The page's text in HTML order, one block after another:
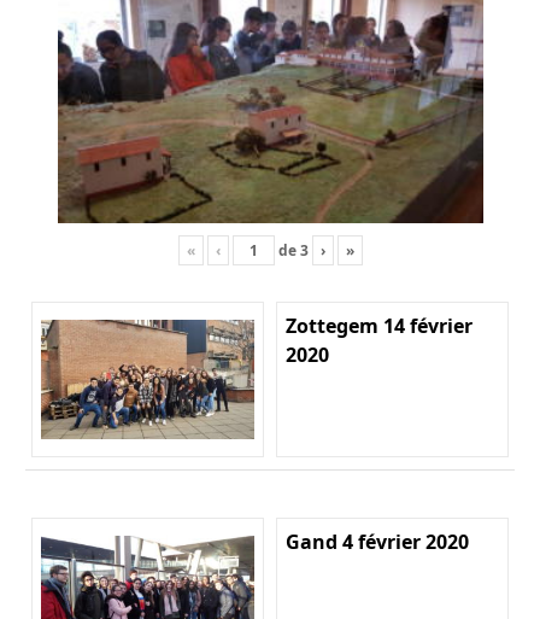
« ‹ de3 › »
Zottegem 14 février
2020
Gand 4 février 2020